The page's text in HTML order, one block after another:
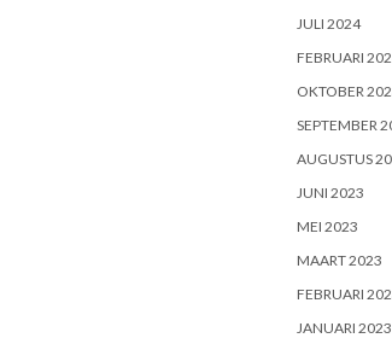
JULI 2024
FEBRUARI
OKTOBER
SEPTEMBER
AUGUSTUS
JUNI 2023
MEI 2023
MAART 2023
FEBRUARI
JANUARI 2023